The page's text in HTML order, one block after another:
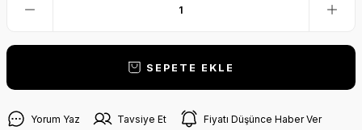
SEPETE EKLE
Yorum Yaz Tavsiye Et Fiyatı Düşünce Haber Ver